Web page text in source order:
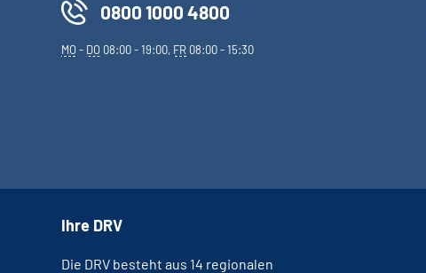
0800 1000 4800
MO- DO 08:00 - 19:00, FR 08:00 - 15:30
Ihre DRV
Die DRV besteht aus 14 regionalen